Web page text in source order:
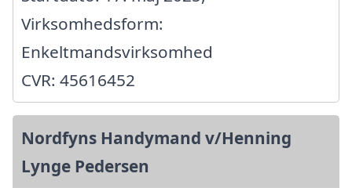
Virksomhedsform:
Enkeltmandsvirksomhed
CVR: 45616452
Nordfyns Handymand v/Henning
Lynge Pedersen